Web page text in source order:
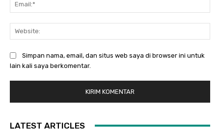
Simpan nama, email, dan situs web saya di browser ini untuk
lain kali saya berkomentar.
LATEST ARTICLES